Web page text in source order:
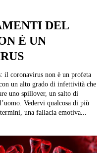
DEL
È UN
il coronavirus non è un profeta
un alto grado di infettività che
uno spillover, un salto di
Vedervi qualcosa di più
una fallacia emotiva...